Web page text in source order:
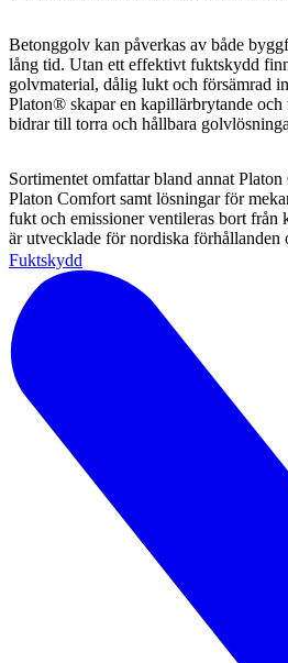
Betonggolv kan påverkas av både
lång tid. Utan ett effektivt fuktskydd
golvmaterial, dålig lukt och försämrad
Platon® skapar en kapillärbrytande
bidrar till torra och hållbara
Sortimentet omfattar bland annat
Platon Comfort samt lösningar för
fukt och emissioner ventileras bort från
är utvecklade för nordiska förhållanden
Fuktskydd